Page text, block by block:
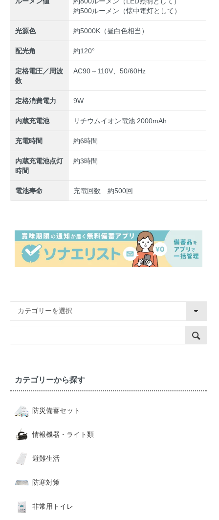
約500ルーメン（懐中電灯として）
光源色 約5000K（昼白色相当）
配光角 約120°
定格電圧／周波
数
AC90～110V、50/60Hz
定格消費電力 9W
内蔵充電池 リチウムイオン電池 2000mAh
充電時間 約6時間
内蔵充電池点灯
時間
約3時間
電池寿命 充電回数 約500回
カテゴリーから探す
防災備蓄セット
情報機器・ライト類
避難生活
防寒対策
非常用トイレ